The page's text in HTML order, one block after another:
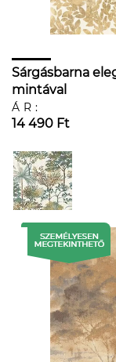
Sárgásbarna
mintával
ÁR:
14 490 Ft